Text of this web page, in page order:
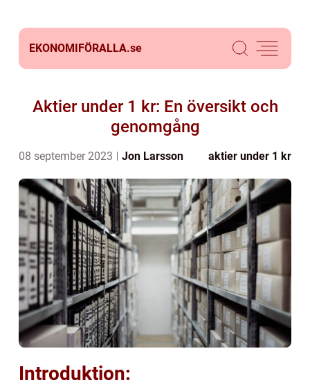
EKONOMIFÖRALLA.se
Aktier under 1 kr: En översikt och
genomgång
08 september 2023 Jon Larsson aktier under 1 kr
Introduktion: